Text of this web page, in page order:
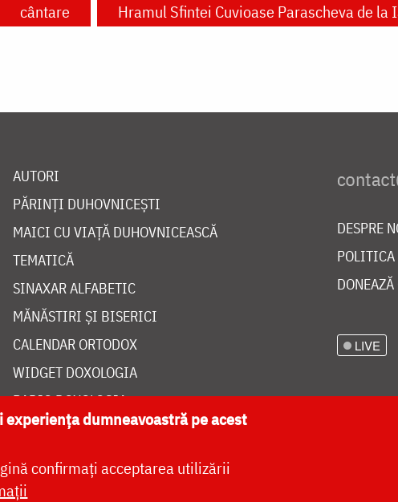
cântare Hramul Sfintei Cuvioase Parascheva de la
AUTORI
PĂRINȚI DUHOVNICEȘTI
MAICI CU VIAȚĂ DUHOVNICEASCĂ
TEMATICĂ
SINAXAR ALFABETIC
MĂNĂSTIRI ȘI BISERICI
CALENDAR ORTODOX
WIDGET DOXOLOGIA
RADIO DOXOLOGIA
DESPRE
POLITICA
LIVE
dumneavoastră pe acest
confirmați acceptarea utilizării